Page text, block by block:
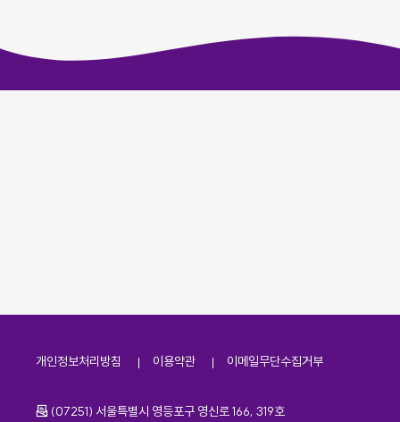
개인정보처리방침 이용약관 이메일무단수집거부
주소
(07251) 서울특별시 영등포구 영신로 166, 319호